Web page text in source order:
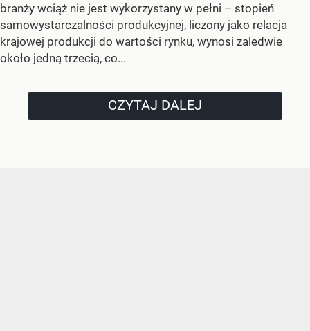
branży wciąż nie jest wykorzystany w pełni – stopień
samowystarczalności produkcyjnej, liczony jako relacja
krajowej produkcji do wartości rynku, wynosi zaledwie
około jedną trzecią, co...
CZYTAJ DALEJ